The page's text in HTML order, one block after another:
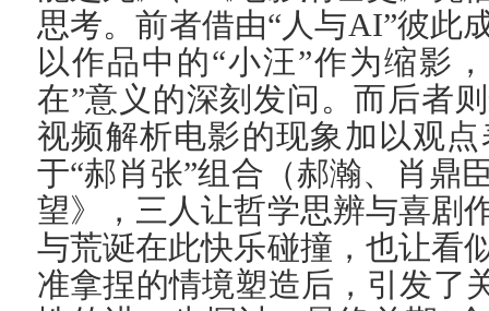
思考。前者借由“人与AI”彼此
以作品中的“小汪”作为缩影
在”意义的深刻发问。而后者
视频解析电影的现象加以观
于“郝肖张”组合（郝瀚、肖鼎
望》，三人让哲学思辨与喜剧
与荒诞在此快乐碰撞，也让看
准拿捏的情境塑造后，引发了